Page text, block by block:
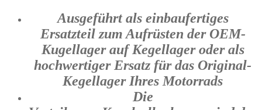
Ausgeführt als einbaufertiges
Ersatzteil zum Aufrüsten der OEM-
Kugellager auf Kegellager oder als
hochwertiger Ersatz für das Original-
Kegellager Ihres Motorrads
Die